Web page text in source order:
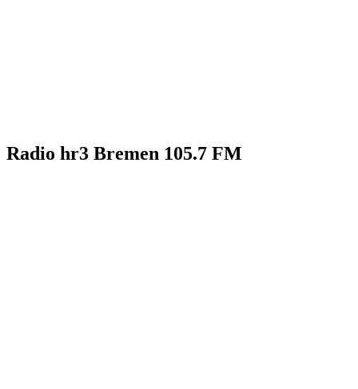
Radio hr3 Bremen 105.7 FM